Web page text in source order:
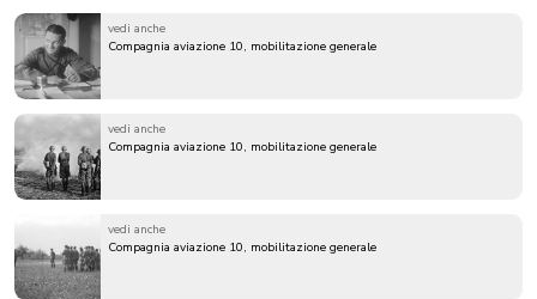
vedi anche
Compagnia aviazione 10, mobilitazione generale
vedi anche
Compagnia aviazione 10, mobilitazione generale
vedi anche
Compagnia aviazione 10, mobilitazione generale